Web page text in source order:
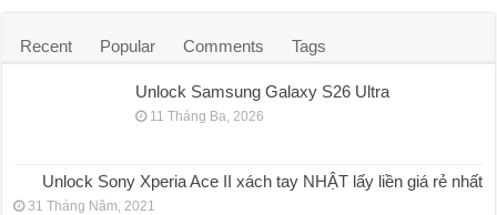
Recent Popular Comments Tags
Unlock Samsung Galaxy S26 Ultra
11 Tháng Ba, 2026
Unlock Sony Xperia Ace II xách tay NHẬT lấy liền giá rẻ nhất
31 Tháng Năm, 2021